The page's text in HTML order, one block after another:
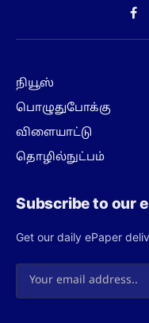
நியூஸ்
பொழுதுபோக்கு
விளையாட்டு
தொழில்நுட்பம்
Subscribe to our
Get our daily ePaper